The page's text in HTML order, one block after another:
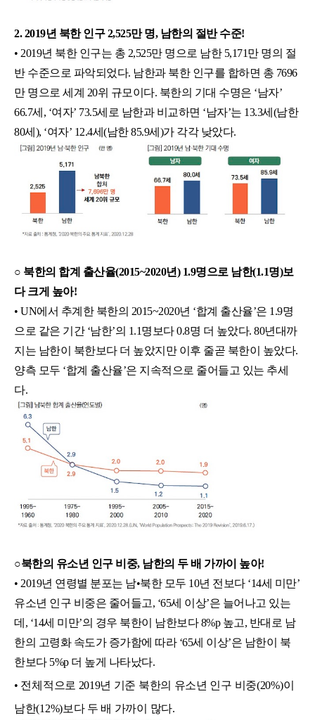
2. 2019년 북한 인구 2,525만 명, 남한의 절반 수준!
• 2019년 북한 인구는 총 2,525만 명으로 남한 5,171만 명의 절
반 수준으로 파악되었다. 남한과 북한 인구를 합하면 총 7696
만 명으로 세계 20위 규모이다. 북한의 기대 수명은 ‘남자’
66.7세, ‘여자’ 73.5세로 남한과 비교하면 ‘남자’는 13.3세(남한
80세), ‘여자’ 12.4세(남한 85.9세)가 각각 낮았다.
○ 북한의 합계 출산율(2015~2020년) 1.9명으로 남한(1.1명)보
다 크게 높아!
• UN에서 추계한 북한의 2015~2020년 ‘합계 출산율’은 1.9명
으로 같은 기간 ‘남한’의 1.1명보다 0.8명 더 높았다. 80년대까
지는 남한이 북한보다 더 높았지만 이후 줄곧 북한이 높았다.
양측 모두 ‘합계 출산율’은 지속적으로 줄어들고 있는 추세
다.
○북한의 유소년 인구 비중, 남한의 두 배 가까이 높아!
• 2019년 연령별 분포는 남•북한 모두 10년 전보다 ‘14세 미만’
유소년 인구 비중은 줄어들고, ‘65세 이상’은 늘어나고 있는
데, ‘14세 미만’의 경우 북한이 남한보다 8%p 높고, 반대로 남
한의 고령화 속도가 증가함에 따라 ‘65세 이상’은 남한이 북
한보다 5%p 더 높게 나타났다.
• 전체적으로 2019년 기준 북한의 유소년 인구 비중(20%)이
남한(12%)보다 두 배 가까이 많다.